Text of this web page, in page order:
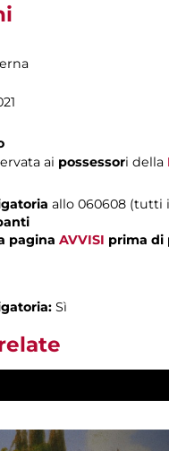
ai possessori della
allo 060608 (tutti
pagina AVVISI prima di
Sì